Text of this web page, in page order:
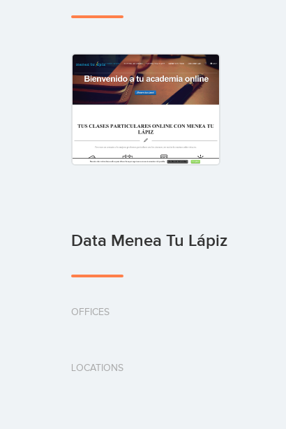
Data Menea Tu Lápiz
OFFICES
LOCATIONS